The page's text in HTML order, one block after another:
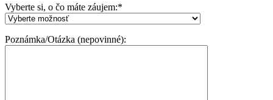
Vyberte si, o čo máte záujem:*
Poznámka/Otázka (nepovinné):